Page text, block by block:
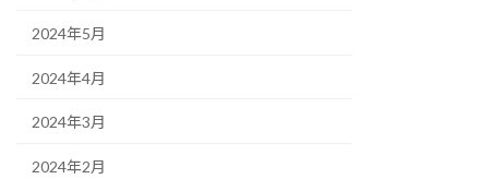
2024年5月
2024年4月
2024年3月
2024年2月